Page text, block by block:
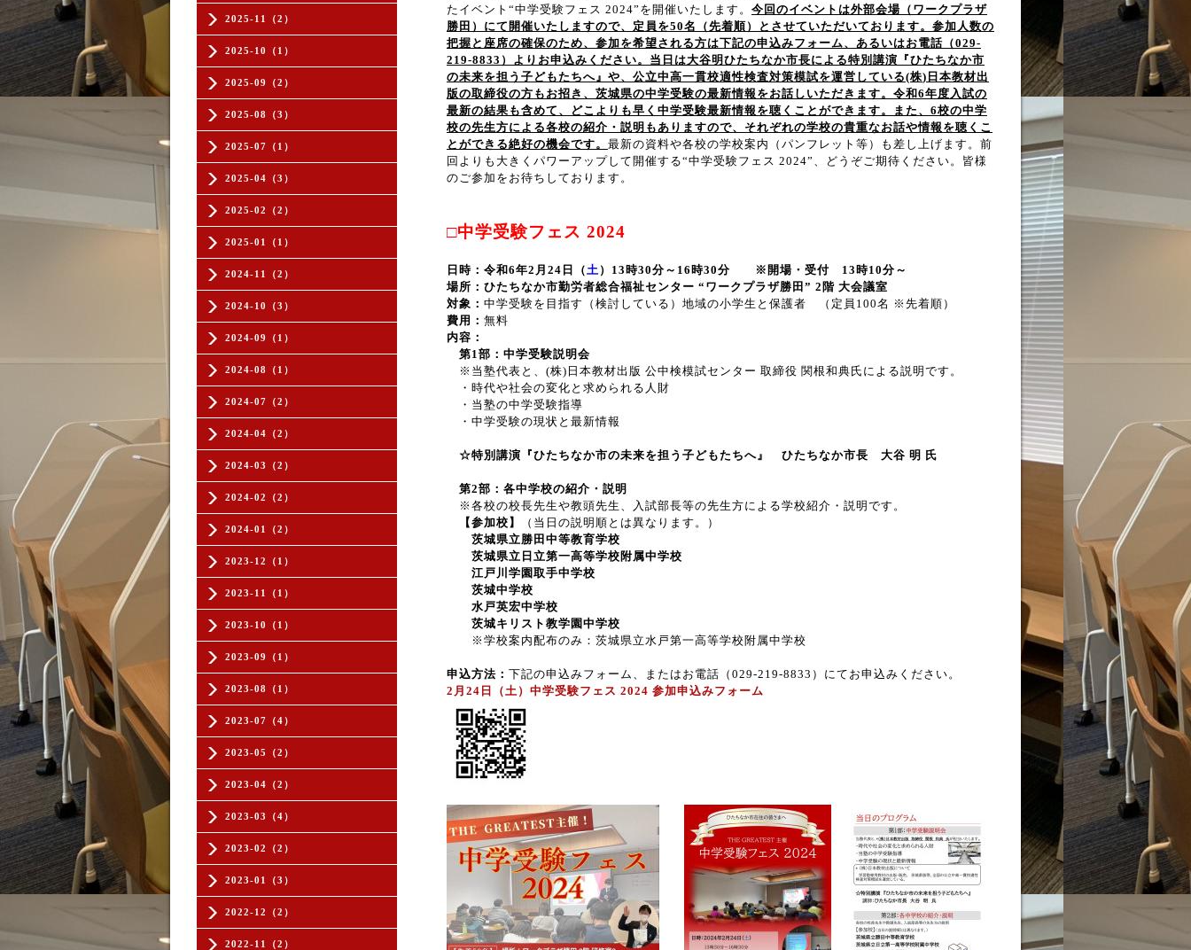
2025-11（2）
2025-10（1）
2025-09（2）
2025-08（3）
2025-07（1）
2025-04（3）
2025-02（2）
2025-01（1）
2024-11（2）
2024-10（3）
2024-09（1）
2024-08（1）
2024-07（2）
2024-04（2）
2024-03（2）
2024-02（2）
2024-01（2）
2023-12（1）
2023-11（1）
2023-10（1）
2023-09（1）
2023-08（1）
2023-07（4）
2023-05（2）
2023-04（2）
2023-03（4）
2023-02（2）
2023-01（3）
2022-12（2）
2022-11（2）
たイベント“中学受験フェス 2024”を開催いたします。 今回のイベントは外部会場（ワークプラザ
勝田）にて開催いたしますので、定員を50名（先着順）とさせていただいております。参加人数の
把握と座席の確保のため、参加を希望される方は下記の申込みフォーム、あるいはお電話（029-
219-8833）よりお申込みください。 当日は大谷明ひたちなか市長による特別講演『ひたちなか市
の未来を担う子どもたちへ』や、公立中高一貫校適性検査対策模試を運営している(株) 日本教材出
版の取締役の方もお招き、茨城県の中学受験の最新情報をお話しいただきます。令和6年度入試の
最新の結果も含めて、どこよりも早く中学受験最新情報を聴くことができます。また、 6校の中学
校の先生方による各校の紹介・説明もありますので、それぞれの学校の貴重なお話や情報を聴くこ
とができる絶好の機会です。 最新の資料や各校の学校案内（パンフレット等）も差し上げます。前
回よりも大きくパワーアップして開催する“中学受験フェス 2024”、どうぞご期待ください。皆様
のご参加をお待ちしております。
□中学受験フェス 2024
日時：令和6年2月24日（土 ）13時30分～16時30分 ※開場・受付 13時10分～
場所：ひたちなか市勤労者総合福祉センター “ワークプラザ勝田” 2階 大会議室
対象： 中学受験を目指す（検討している）地域の小学生と保護者 （定員100名 ※先着順）
費用： 無料
内容：
第1部：中学受験説明会
※当塾代表と、(株)日本教材出版 公中検模試センター 取締役 関根和典氏による説明です。
・時代や社会の変化と求められる人財
・当塾の中学受験指導
・中学受験の現状と最新情報
☆特別講演『ひたちなか市の未来を担う子どもたちへ』 ひたちなか市長 大谷 明 氏
第2部：各中学校の紹介・説明
※各校の校長先生や教頭先生、入試部長等の先生方による学校紹介・説明です。
【参加校】
（当日の説明順とは異なります。）
茨城県立勝田中等教育学校
茨城県立日立第一高等学校附属中学校
江戸川学園取手中学校
茨城中学校
水戸英宏中学校
茨城キリスト教学園中学校
※学校案内配布のみ：茨城県立水戸第一高等学校附属中学校
申込方法： 下記の申込みフォーム、またはお電話（029-219-8833）にてお申込みください。
2月24日（土）中学受験フェス 2024 参加申込みフォーム